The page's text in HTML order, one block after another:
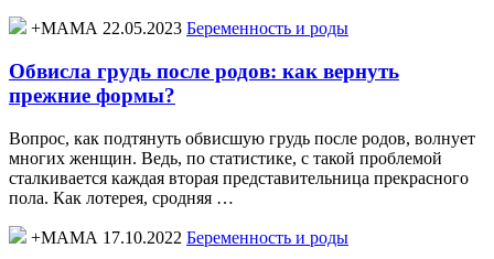
+МАМА 22.05.2023 Беременность и роды
Обвисла грудь после родов: как вернуть
прежние формы?
Вопрос, как подтянуть обвисшую грудь после родов, волнует
многих женщин. Ведь, по статистике, с такой проблемой
сталкивается каждая вторая представительница прекрасного
пола. Как лотерея, сродняя …
+МАМА 17.10.2022 Беременность и роды